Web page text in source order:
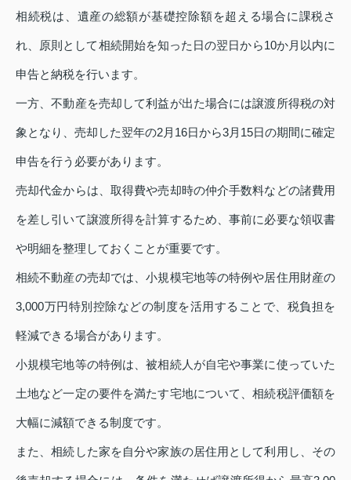
相続税は、遺産の総額が基礎控除額を超える場合に課税さ
れ、原則として相続開始を知った日の翌日から10か月以内に
申告と納税を行います。
一方、不動産を売却して利益が出た場合には譲渡所得税の対
象となり、売却した翌年の2月16日から3月15日の期間に確定
申告を行う必要があります。
売却代金からは、取得費や売却時の仲介手数料などの諸費用
を差し引いて譲渡所得を計算するため、事前に必要な領収書
や明細を整理しておくことが重要です。
相続不動産の売却では、小規模宅地等の特例や居住用財産の
3,000万円特別控除などの制度を活用することで、税負担を
軽減できる場合があります。
小規模宅地等の特例は、被相続人が自宅や事業に使っていた
土地など一定の要件を満たす宅地について、相続税評価額を
大幅に減額できる制度です。
また、相続した家を自分や家族の居住用として利用し、その